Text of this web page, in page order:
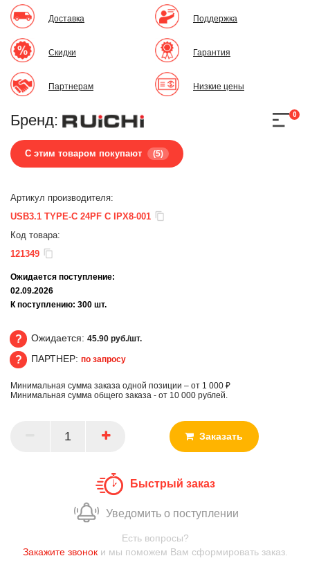
Доставка
Скидки
Партнерам
Поддержка
Гарантия
Низкие цены
Бренд:
С этим товаром покупают (5)
0
Артикул производителя:
USB3.1 TYPE-C 24PF C IPX8-001
Код товара:
121349
Ожидается поступление:
02.09.2026
К поступлению: 300 шт.
Ожидается
Ожидается: 45.90 руб./шт.
ПАРТНЕР
ПАРТНЕР: по запросу
Минимальная сумма заказа одной позиции – от 1 000 ₽
Минимальная сумма общего заказа - от 10 000 рублей.
Заказать
Быстрый заказ
Уведомить о поступлении
Есть вопросы?
Закажите звоноки мы поможем Вам сформировать заказ.